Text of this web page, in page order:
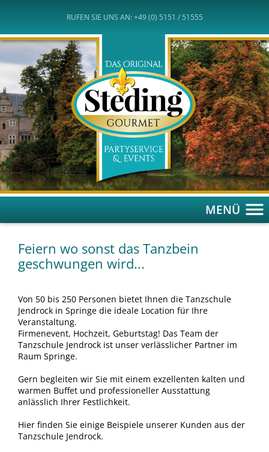
RUFEN SIE UNS AN: +49 (0) 5151 / 51555
MENÜ
Feiern wo sonst das Tanzbein
geschwungen wird...
Von 50 bis 250 Personen bietet Ihnen die Tanzschule
Jendrock in Springe die ideale Location für Ihre
Veranstaltung.
Firmenevent, Hochzeit, Geburtstag! Das Team der
Tanzschule Jendrock ist unser verlässlicher Partner im
Raum Springe.
Gern begleiten wir Sie mit einem exzellenten kalten und
warmen Buffet und professioneller Ausstattung
anlässlich Ihrer Festlichkeit.
Hier finden Sie einige Beispiele unserer Kunden aus der
Tanzschule Jendrock.